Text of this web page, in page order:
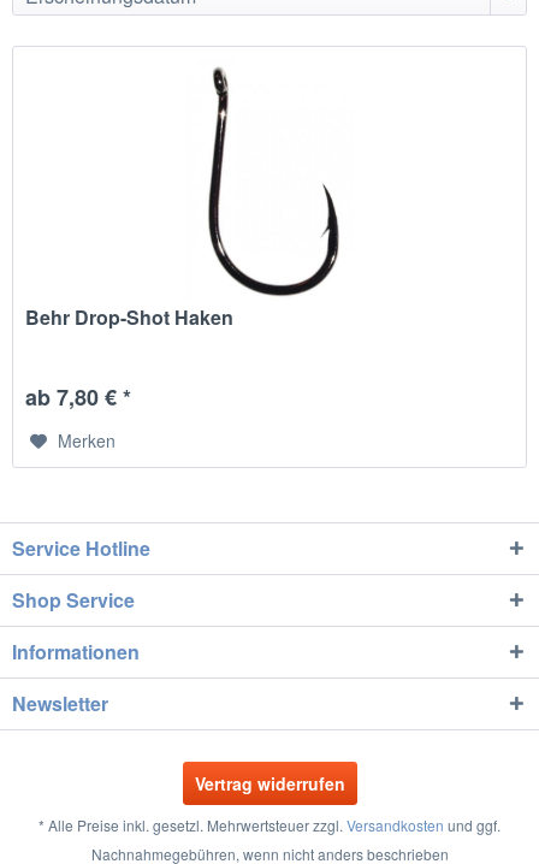
Behr Drop-Shot Haken
ab 7,80 € *
Merken
Service Hotline
Shop Service
Informationen
Newsletter
Vertrag widerrufen
* Alle Preise inkl. gesetzl. Mehrwertsteuer zzgl. Versandkosten und ggf.
Nachnahmegebühren, wenn nicht anders beschrieben